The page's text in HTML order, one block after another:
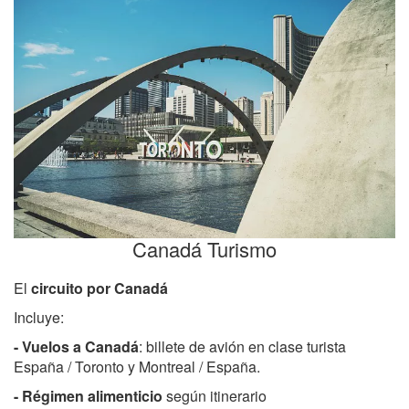
Canadá Turismo
El circuito por Canadá
Incluye:
- Vuelos a Canadá: billete de avión en clase turista
España / Toronto y Montreal / España.
- Régimen alimenticio según itinerario